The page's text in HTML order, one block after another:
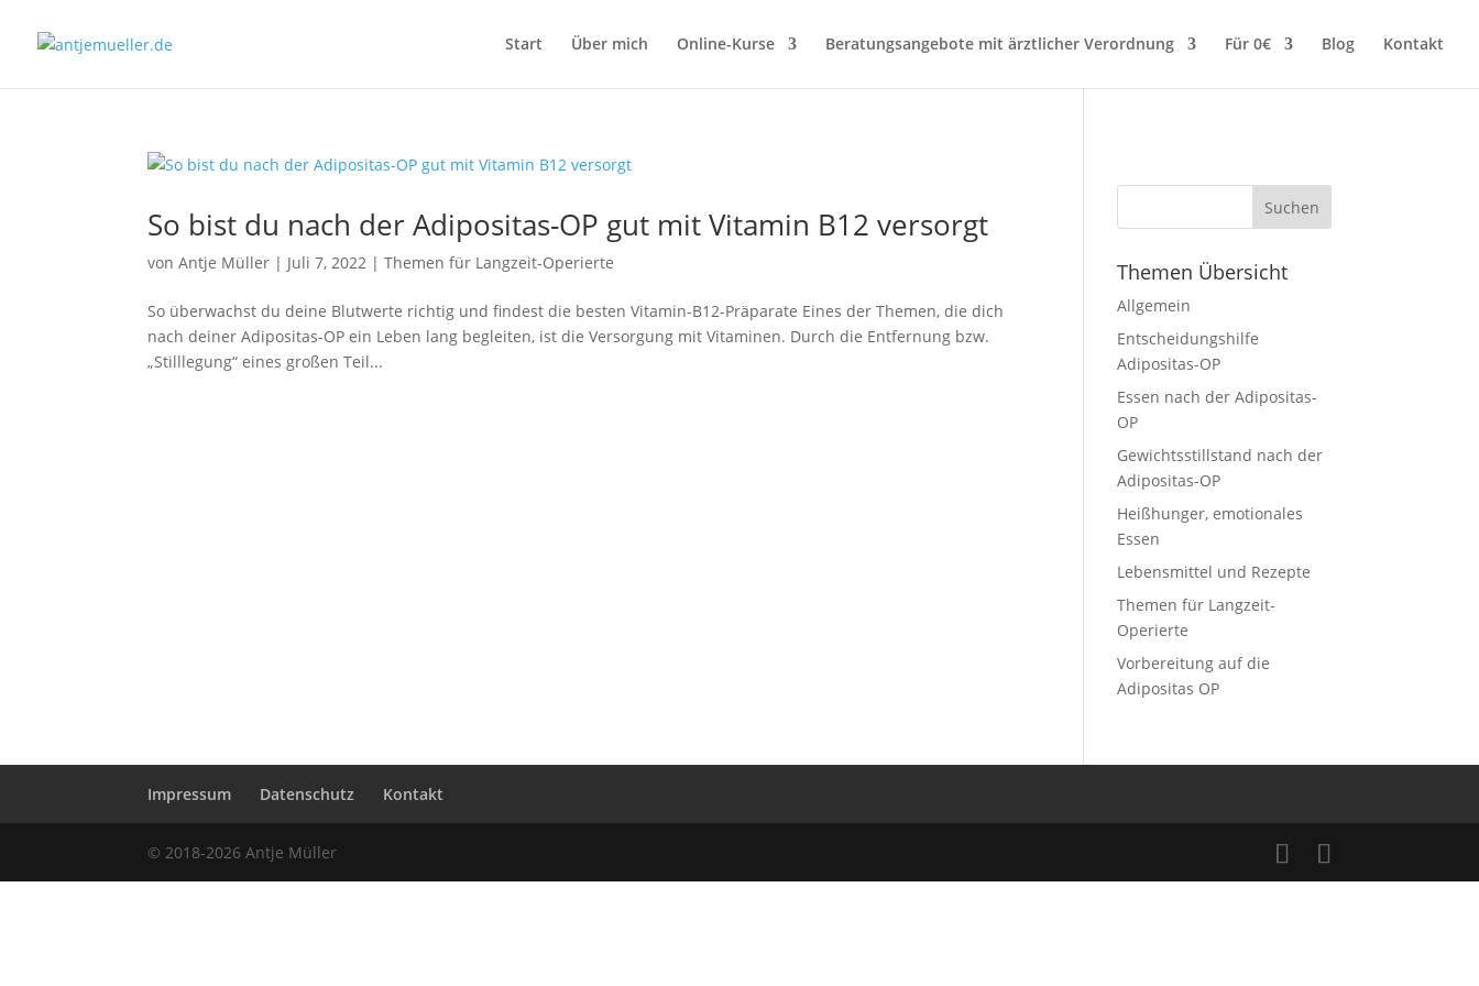
Start Über mich Online-Kurse Beratungsangebote mit ärztlicher Verordnung Für 0€ Blog Kontakt
So bist du nach der Adipositas-OP gut mit Vitamin B12 versorgt
vonAntje Müller | Juli 7, 2022 |Themen für Langzeit-Operierte
So überwachst du deine Blutwerte richtig und findest die besten Vitamin-B12-Präparate Eines der Themen, die dich
nach deiner Adipositas-OP ein Leben lang begleiten, ist die Versorgung mit Vitaminen. Durch die Entfernung bzw.
„Stilllegung“ eines großen Teil...
Themen Übersicht
Allgemein
Entscheidungshilfe
Adipositas-OP
Essen nach der Adipositas-
OP
Gewichtsstillstand nach der
Adipositas-OP
Heißhunger, emotionales
Essen
Lebensmittel und Rezepte
Themen für Langzeit-
Operierte
Vorbereitung auf die
Adipositas OP
Impressum Datenschutz Kontakt
© 2018-2026 Antje Müller